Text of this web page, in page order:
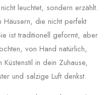
leuchtet, sondern erzählt.
die nicht perfekt
ist traditionell geformt, aber
von Hand natürlich,
in dein Zuhause,
und salzige Luft denkst.